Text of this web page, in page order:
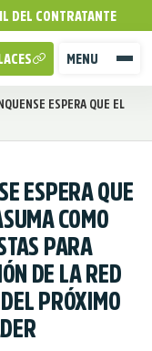
DEL CONTRATANTE
MENU
ESPERA QUE EL
ESPERA QUE
COMO
PARA
DE LA RED
PRÓXIMO